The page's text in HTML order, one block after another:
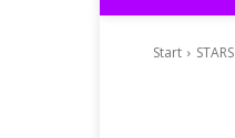
Start STARS